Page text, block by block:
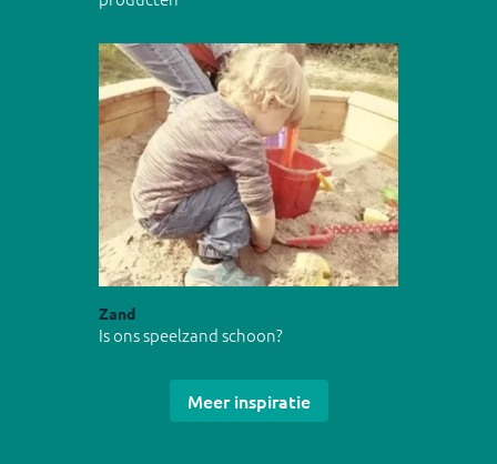
Zand
Is ons speelzand schoon?
Meer inspiratie